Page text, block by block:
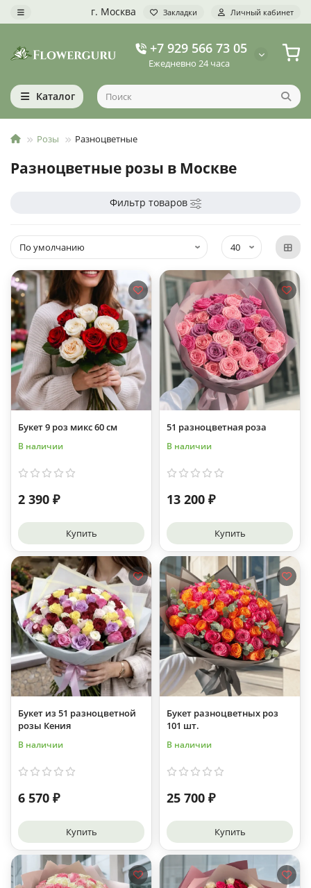
г. Москва Закладки Личный кабинет
+7 929 566 73 05
Ежедневно 24 часа
Каталог
Розы Разноцветные
Разноцветные розы в Москве
Фильтр товаров
Букет 9 роз микс 60 см
В наличии
2 390 ₽
Купить
51 разноцветная роза
В наличии
13 200 ₽
Купить
Букет из 51 разноцветной
розы Кения
В наличии
6 570 ₽
Купить
Букет разноцветных роз
101 шт.
В наличии
25 700 ₽
Купить